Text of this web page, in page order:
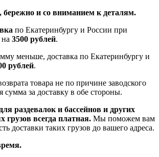
бережно и со вниманием к деталям.
по Екатеринбургу и России при
3500 рублей.
меньше, доставка по Екатеринбургу и
рублей.
товара не по причине заводского
сумма за доставку в обе стороны.
раздевалок и бассейнов и других
грузов всегда платная. Мы поможем вам
доставки таких грузов до вашего адреса.